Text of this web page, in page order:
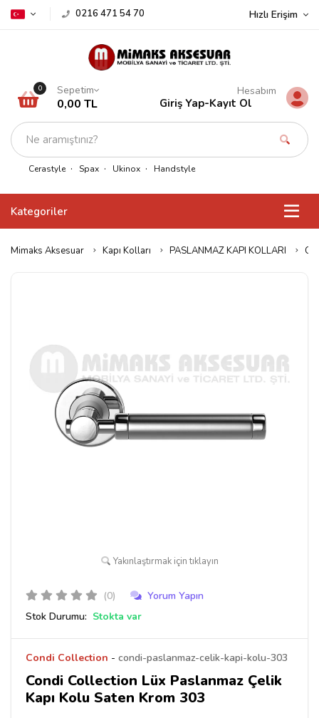
0216 471 54 70 Hızlı Erişim
Cerastyle Spax Ukinox Handstyle
0 Sepetim
0,00 TL
Hesabım
Giriş Yap-Kayıt Ol
Kategoriler
Mimaks Aksesuar Kapı Kolları PASLANMAZ KAPI KOLLARI
Yakınlaştırmak için tıklayın
(0)
Yorum Yapın
Stok Durumu: Stokta var
Condi Collection - condi-paslanmaz-celik-kapi-kolu-303
Condi Collection Lüx Paslanmaz Çelik
Kapı Kolu Saten Krom 303